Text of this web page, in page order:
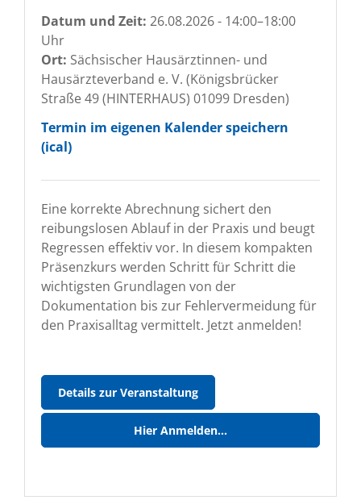
Datum und Zeit: 26.08.2026 - 14:00–18:00
Uhr
Ort: Sächsischer Hausärztinnen- und
Hausärzteverband e. V. (Königsbrücker
Straße 49 (HINTERHAUS) 01099 Dresden)
Termin im eigenen Kalender speichern
(ical)
Eine korrekte Abrechnung sichert den
reibungslosen Ablauf in der Praxis und beugt
Regressen effektiv vor. In diesem kompakten
Präsenzkurs werden Schritt für Schritt die
wichtigsten Grundlagen von der
Dokumentation bis zur Fehlervermeidung für
den Praxisalltag vermittelt. Jetzt anmelden!
Details zur VeranstaltungAbrechnungskurs
für
medizinisches
Hier Anmelden...